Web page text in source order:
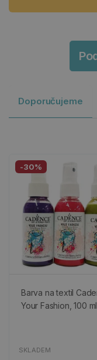
Doporučujeme
-30%
Barva na textil
Your Fashion, 100 ml
SKLADEM